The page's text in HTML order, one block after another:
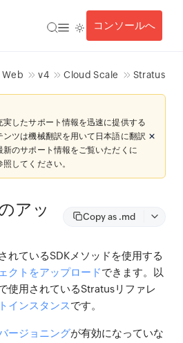
コンソールへ
Web v4 Cloud Scale Stratus
実したサポート情報を迅速に提供する
ツは機械翻訳を用いて日本語に翻訳
新のサポート情報をご覧いただくに
してください。
アッ Copy as .md
れているSDKメソッドを使用する
クトをアップロードできます。以
使用されているStratusリファレ
インスタンスです。
ージョニングが有効になっていな